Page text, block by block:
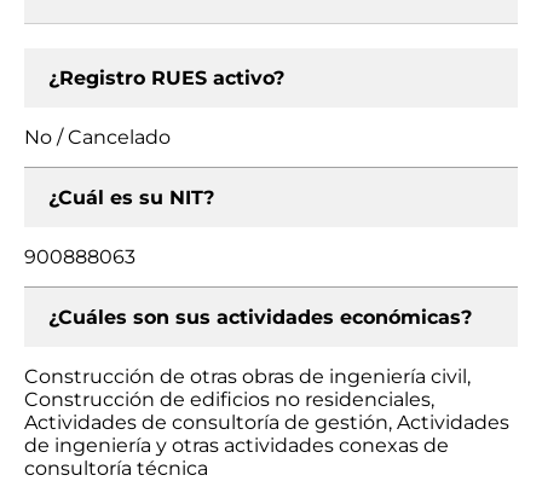
¿Registro RUES activo?
No / Cancelado
¿Cuál es su NIT?
900888063
¿Cuáles son sus actividades económicas?
Construcción de otras obras de ingeniería civil,
Construcción de edificios no residenciales,
Actividades de consultoría de gestión, Actividades
de ingeniería y otras actividades conexas de
consultoría técnica